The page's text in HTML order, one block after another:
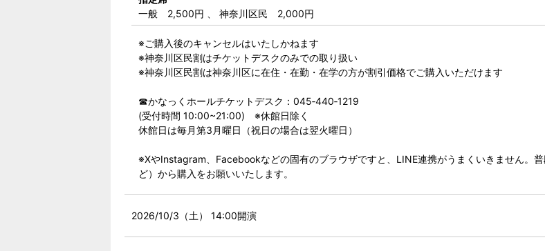
一般 2,500円
、 神奈川区民 2,000円
※ご購入後のキャンセルはいたしかねます
※神奈川区民割はチケットデスクのみでの取り扱い
※神奈川区民割は神奈川区に在住・在勤・在学の方が割引価格でご購入いただけます
☎かなっくホールチケットデスク：045‐440‐1219
(受付時間 10:00~21:00) ※休館日除く
休館日は毎月第3月曜日（祝日の場合は翌火曜日）
※XやInstagram、Facebookなどの固有の​ブラウザですと、LINE連携がうまくいきません。​
ど）から​購入をお願いいたします。
2026/10/3（土） 14:00開演